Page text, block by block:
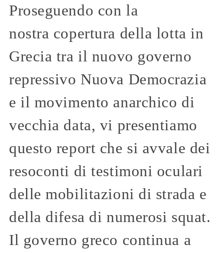
Proseguendo con la
nostra copertura della lotta in
Grecia tra il nuovo governo
repressivo Nuova Democrazia
e il movimento anarchico di
vecchia data, vi presentiamo
questo report che si avvale dei
resoconti di testimoni oculari
delle mobilitazioni di strada e
della difesa di numerosi squat.
Il governo greco continua a